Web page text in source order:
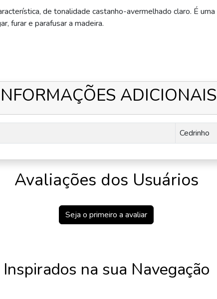
de tonalidade castanho-avermelhado claro. É
furar e parafusar a madeira.
ADICIONAIS
Cedrinho
Avaliações dos Usuários
Seja o primeiro a avaliar
Inspirados na sua Navegação